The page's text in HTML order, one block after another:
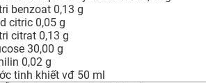
benzoat 0,13 g
citric 0,05 g
citrat 0,13 g
30,00 g
0,02 g
tinh khiết vđ 50 ml